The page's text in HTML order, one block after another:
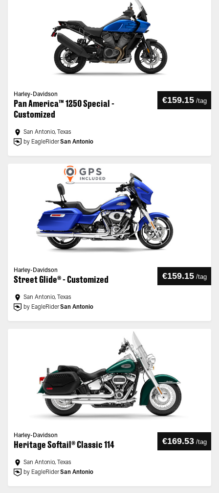
Harley-Davidson
Pan America™ 1250 Special -
Customized
€159.15 /tag
San Antonio, Texas
by EagleRiderSan Antonio
Harley-Davidson
Street Glide® - Customized €159.15 /tag
San Antonio, Texas
by EagleRiderSan Antonio
Harley-Davidson
Heritage Softail® Classic 114 €169.53 /tag
San Antonio, Texas
by EagleRiderSan Antonio